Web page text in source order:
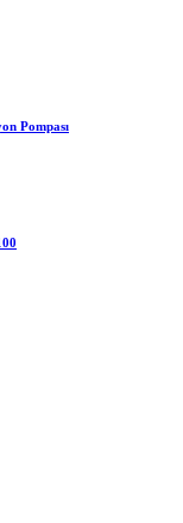
Pompası